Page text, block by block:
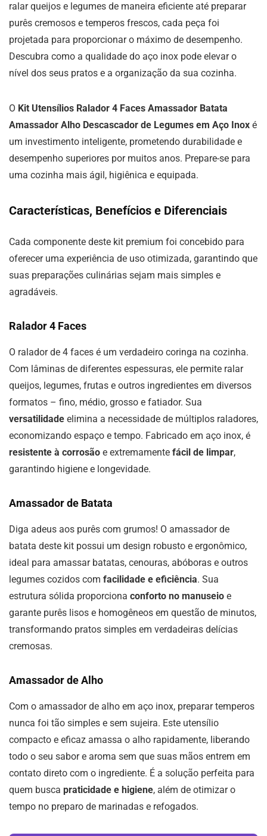
ralar queijos e legumes de maneira eficiente até preparar
purês cremosos e temperos frescos, cada peça foi
projetada para proporcionar o máximo de desempenho.
Descubra como a qualidade do aço inox pode elevar o
nível dos seus pratos e a organização da sua cozinha.
O Kit Utensílios Ralador 4 Faces Amassador Batata
Amassador Alho Descascador de Legumes em Aço Inox é
um investimento inteligente, prometendo durabilidade e
desempenho superiores por muitos anos. Prepare-se para
uma cozinha mais ágil, higiênica e equipada.
Características, Benefícios e Diferenciais
Cada componente deste kit premium foi concebido para
oferecer uma experiência de uso otimizada, garantindo que
suas preparações culinárias sejam mais simples e
agradáveis.
Ralador 4 Faces
O ralador de 4 faces é um verdadeiro coringa na cozinha.
Com lâminas de diferentes espessuras, ele permite ralar
queijos, legumes, frutas e outros ingredientes em diversos
formatos – fino, médio, grosso e fatiador. Sua
versatilidade elimina a necessidade de múltiplos raladores,
economizando espaço e tempo. Fabricado em aço inox, é
resistente à corrosão e extremamente fácil de limpar,
garantindo higiene e longevidade.
Amassador de Batata
Diga adeus aos purês com grumos! O amassador de
batata deste kit possui um design robusto e ergonômico,
ideal para amassar batatas, cenouras, abóboras e outros
legumes cozidos com facilidade e eficiência. Sua
estrutura sólida proporciona conforto no manuseio e
garante purês lisos e homogêneos em questão de minutos,
transformando pratos simples em verdadeiras delícias
cremosas.
Amassador de Alho
Com o amassador de alho em aço inox, preparar temperos
nunca foi tão simples e sem sujeira. Este utensílio
compacto e eficaz amassa o alho rapidamente, liberando
todo o seu sabor e aroma sem que suas mãos entrem em
contato direto com o ingrediente. É a solução perfeita para
quem busca praticidade e higiene, além de otimizar o
tempo no preparo de marinadas e refogados.